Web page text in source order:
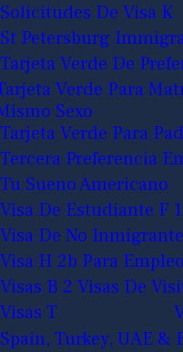
Solicitudes De Visa K
St Petersburg
Tarjeta Verde De
Verde Para
Sexo
Tarjeta Verde Para
Tercera Preferencia
Tu Sueno Americano
Visa De Estudiante F 1
Visa De No
Visa H 2b Para
Visas B 2 Visas De
Visas T
Spain, Turkey, UAE